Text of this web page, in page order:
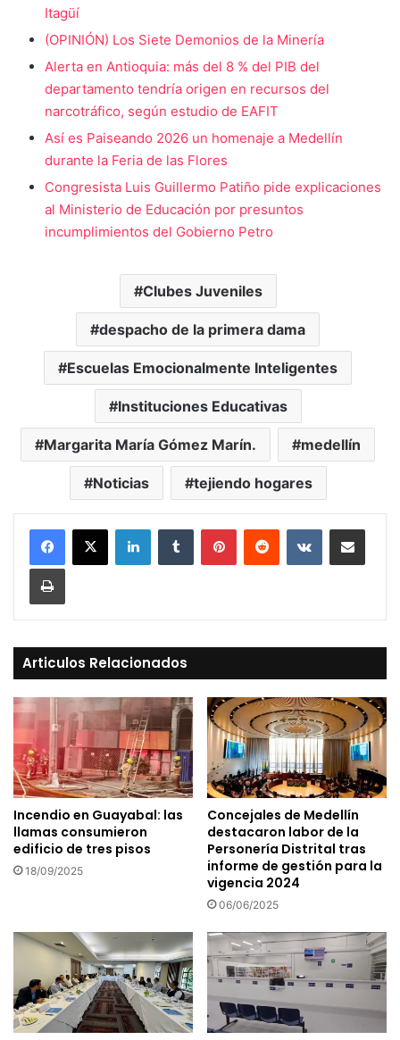
Itagüí
(OPINIÓN) Los Siete Demonios de la Minería
Alerta en Antioquia: más del 8 % del PIB del
departamento tendría origen en recursos del
narcotráfico, según estudio de EAFIT
Así es Paiseando 2026 un homenaje a Medellín
durante la Feria de las Flores
Congresista Luis Guillermo Patiño pide explicaciones
al Ministerio de Educación por presuntos
incumplimientos del Gobierno Petro
Clubes Juveniles
despacho de la primera dama
Escuelas Emocionalmente Inteligentes
Instituciones Educativas
Margarita María Gómez Marín. medellín
Noticias tejiendo hogares
LinkedInTumblr PinterestReddit VKontakteCompartir vía Mail
Print
Articulos Relacionados
Incendio en Guayabal: las
llamas consumieron
edificio de tres pisos
18/09/2025
Concejales de Medellín
destacaron labor de la
Personería Distrital tras
informe de gestión para la
vigencia 2024
06/06/2025